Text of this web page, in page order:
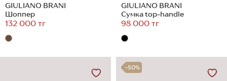
GIULIANO BRANI
Шоппер
132 000 тг
GIULIANO BRANI
Сумка top-handle
98 000 тг
-50%